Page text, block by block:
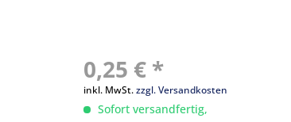
0,25 € *
inkl. MwSt.zzgl. Versandkosten
Sofort versandfertig,